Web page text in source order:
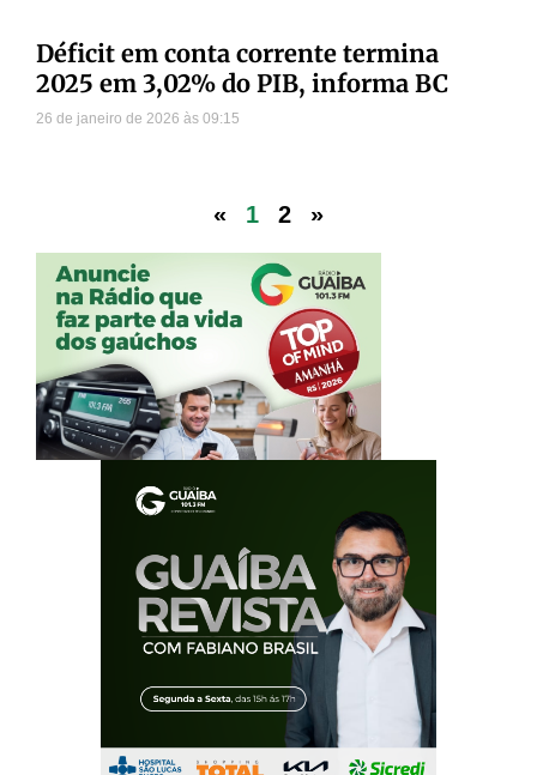
Déficit em conta corrente termina
2025 em 3,02% do PIB, informa BC
26 de janeiro de 2026 09:15
« 1 2 »